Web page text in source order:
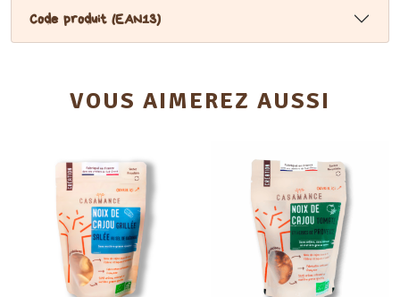
Code produit (EAN13)
VOUS AIMEREZ AUSSI